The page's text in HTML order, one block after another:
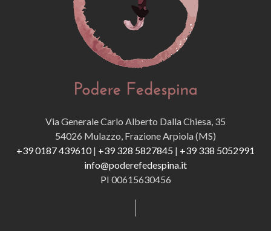
Via Generale Carlo Alberto Dalla Chiesa, 35
54026 Mulazzo, Frazione Arpiola (MS)
+39 0187 439610| +39 328 5827845 | +39 338 5052991
info@poderefedespina.it
PI 00615630456